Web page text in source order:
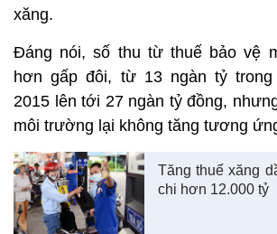
xăng.
Đáng nói, số thu từ thuế bảo vệ
hơn gấp đôi, từ 13 ngàn tỷ trong
2015 lên tới 27 ngàn tỷ đồng,
môi trường lại không tăng tương
Tăng thuế xăng
chi hơn 12.000 tỷ